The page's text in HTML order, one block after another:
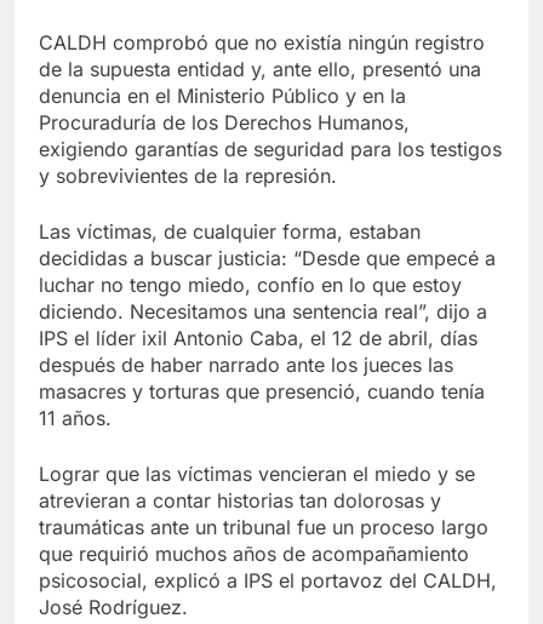
CALDH comprobó que no existía ningún registro
de la supuesta entidad y, ante ello, presentó una
denuncia en el Ministerio Público y en la
Procuraduría de los Derechos Humanos,
exigiendo garantías de seguridad para los testigos
y sobrevivientes de la represión.
Las víctimas, de cualquier forma, estaban
decididas a buscar justicia: “Desde que empecé a
luchar no tengo miedo, confío en lo que estoy
diciendo. Necesitamos una sentencia real”, dijo a
IPS el líder ixil Antonio Caba, el 12 de abril, días
después de haber narrado ante los jueces las
masacres y torturas que presenció, cuando tenía
11 años.
Lograr que las víctimas vencieran el miedo y se
atrevieran a contar historias tan dolorosas y
traumáticas ante un tribunal fue un proceso largo
que requirió muchos años de acompañamiento
psicosocial, explicó a IPS el portavoz del CALDH,
José Rodríguez.